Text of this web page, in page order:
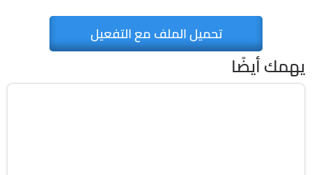
تحميل الملف مع التفعيل
يهمك أيضًا